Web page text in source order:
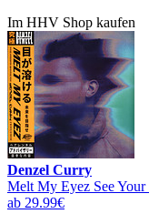
Im HHV Shop kaufen
Denzel Curry
Melt My Eyez See Your
ab 29.99€